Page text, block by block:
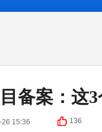
备案：这
15:36 136